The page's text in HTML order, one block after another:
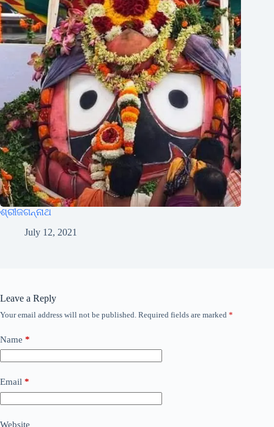
ଶ୍ରୀଜଗନ୍ନାଥ
July 12, 2021
Leave a Reply
Your email address will not be published. Required fields are marked *
Name *
Email *
Website